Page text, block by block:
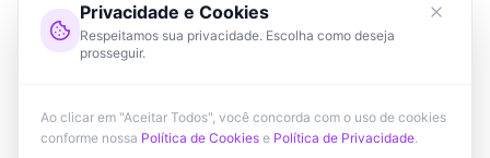
Privacidade e Cookies
Respeitamos sua privacidade. Escolha como deseja
prosseguir.
Ao clicar em "Aceitar Todos", você concorda com o uso de cookies
conforme nossa Política de Cookies e Política de Privacidade.